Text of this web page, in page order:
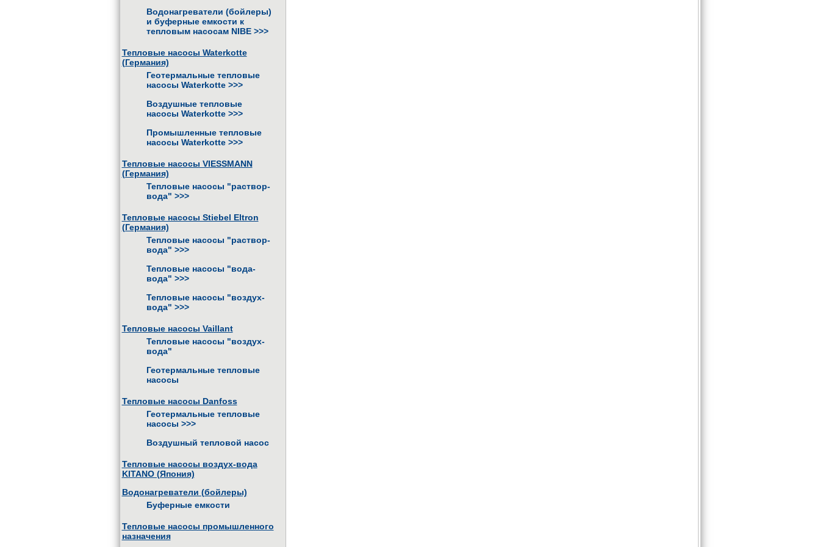
Водонагреватели (бойлеры)
и буферные емкости к
тепловым насосам NIBE >>>
Тепловые насосы Waterkotte
(Германия)
Геотермальные тепловые
насосы Waterkotte >>>
Воздушные тепловые
насосы Waterkotte >>>
Промышленные тепловые
насосы Waterkotte >>>
Тепловые насосы VIESSMANN
(Германия)
Тепловые насосы "раствор-
вода" >>>
Тепловые насосы Stiebel Eltron
(Германия)
Тепловые насосы "раствор-
вода" >>>
Тепловые насосы "вода-
вода" >>>
Тепловые насосы "воздух-
вода" >>>
Тепловые насосы Vaillant
Тепловые насосы "воздух-
вода"
Геотермальные тепловые
насосы
Тепловые насосы Danfoss
Геотермальные тепловые
насосы >>>
Воздушный тепловой насос
Тепловые насосы воздух-вода
KITANO (Япония)
Водонагреватели (бойлеры)
Буферные емкости
Тепловые насосы промышленного
назначения